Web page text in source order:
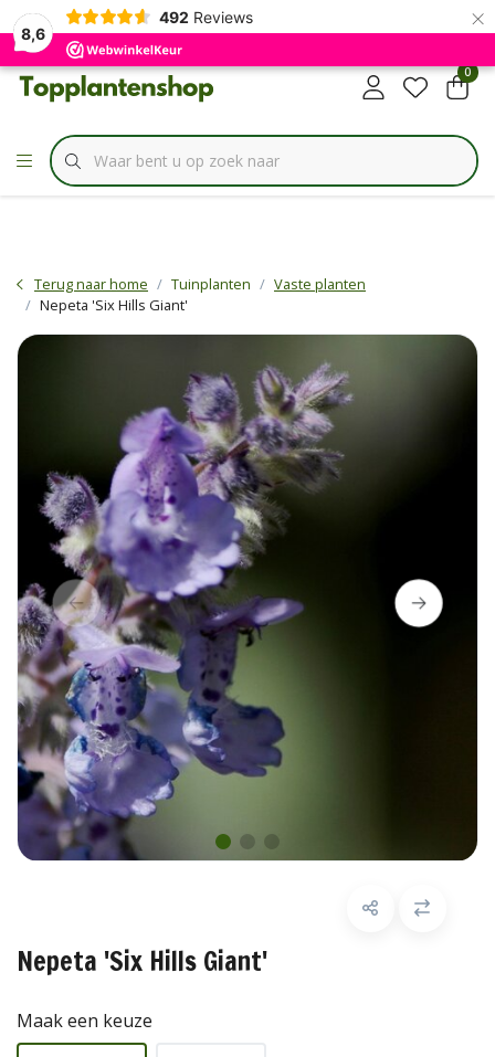
8,6
492 Reviews ×
✔Specialist inBorderbundels
0
Terug naar home Tuinplanten
Vaste planten
Nepeta 'Six Hills Giant'
Nepeta 'Six Hills Giant'
Maak een keuze